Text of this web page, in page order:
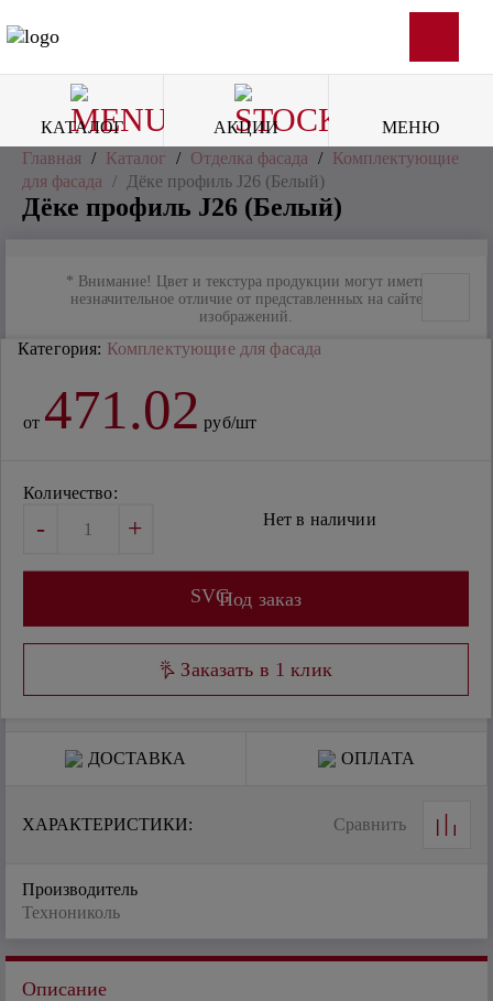
КАТАЛОГ АКЦИИ
МЕНЮ
Главная / Каталог / Отделка фасада / Комплектующие
для фасада / Дёке профиль J26 (Белый)
Дёке профиль J26 (Белый)
* Внимание! Цвет и текстура продукции могут иметь
незначительное отличие от представленных на сайте
изображений.
Категория: Комплектующие для фасада
от 471.02 руб/шт
Количество:
- + Нет в наличии
SVGПод заказ
Заказать в 1 клик
ДОСТАВКА ОПЛАТА
ХАРАКТЕРИСТИКИ: Сравнить
Производитель
Технониколь
Описание